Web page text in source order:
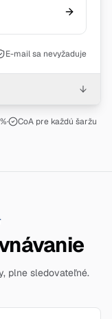
E-mail sa nevyžaduje
↓
· CoA pre každú šaržu
plne sledovateľné.